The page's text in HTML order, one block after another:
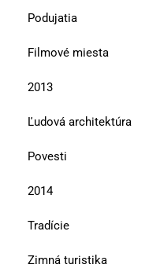
Podujatia
Filmové miesta
2013
Ľudová architektúra
Povesti
2014
Tradície
Zimná turistika